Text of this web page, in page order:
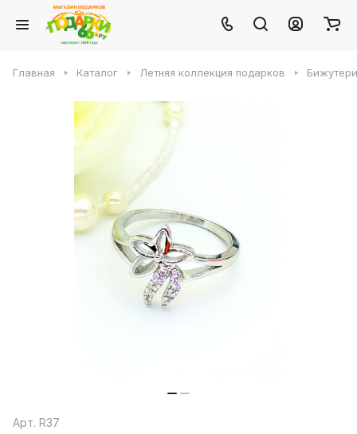
Главная Каталог Летняя коллекция подарков
Арт. R37